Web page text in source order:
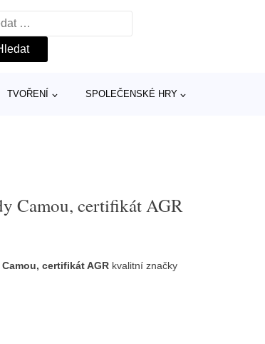
TVOŘENÍ SPOLEČENSKÉ HRY
Camou, certifikát AGR
certifikát AGR kvalitní značky